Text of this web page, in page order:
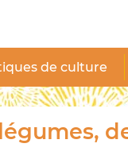
de culture